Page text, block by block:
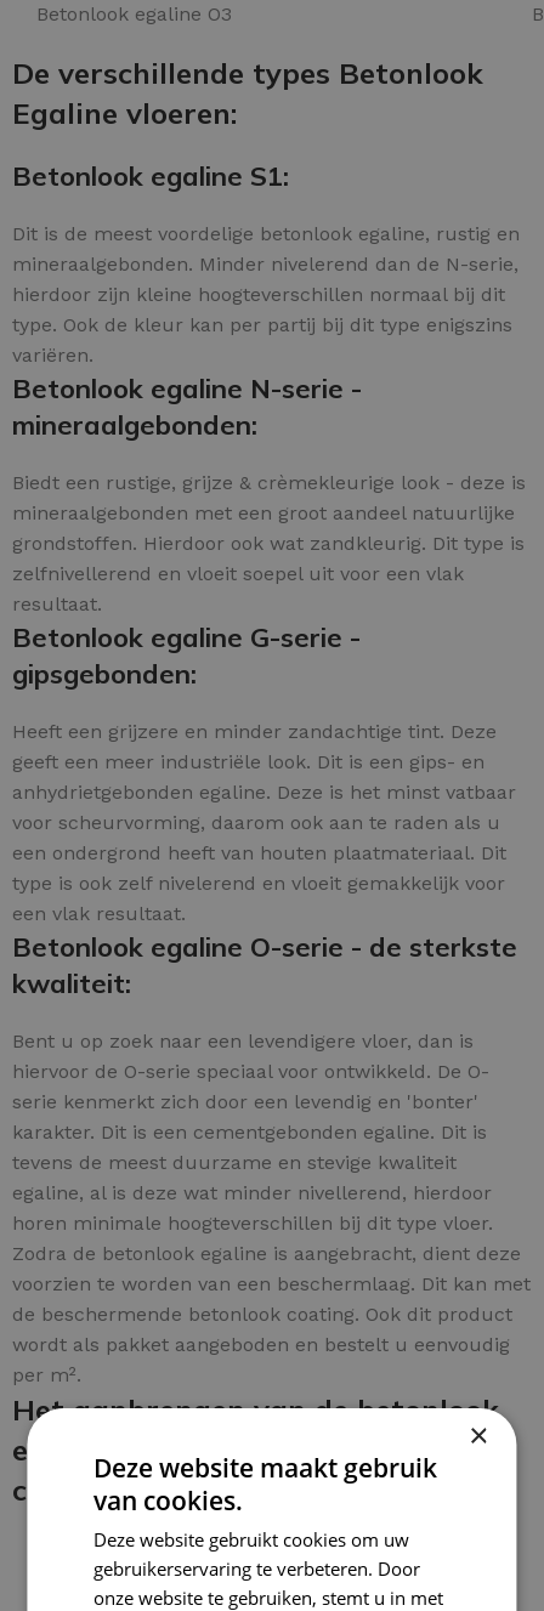
Betonlook egaline O3
De verschillende types Betonlook
Egaline vloeren:
Betonlook egaline S1:
Dit is de meest voordelige betonlook egaline, rustig en
mineraalgebonden. Minder nivelerend dan de N-serie,
hierdoor zijn kleine hoogteverschillen normaal bij dit
type. Ook de kleur kan per partij bij dit type enigszins
variëren.
Betonlook egaline N-serie -
mineraalgebonden:
Biedt een rustige, grijze & crèmekleurige look - deze is
mineraalgebonden met een groot aandeel natuurlijke
grondstoffen. Hierdoor ook wat zandkleurig. Dit type is
zelfnivellerend en vloeit soepel uit voor een vlak
resultaat.
Betonlook egaline G-serie -
gipsgebonden:
Heeft een grijzere en minder zandachtige tint. Deze
geeft een meer industriële look. Dit is een gips- en
anhydrietgebonden egaline. Deze is het minst vatbaar
voor scheurvorming, daarom ook aan te raden als u
een ondergrond heeft van houten plaatmateriaal. Dit
type is ook zelf nivelerend en vloeit gemakkelijk voor
een vlak resultaat.
Betonlook egaline O-serie - de sterkste
kwaliteit:
Bent u op zoek naar een levendigere vloer, dan is
hiervoor de O-serie speciaal voor ontwikkeld. De O-
serie kenmerkt zich door een levendig en 'bonter'
karakter. Dit is een cementgebonden egaline. Dit is
tevens de meest duurzame en stevige kwaliteit
egaline, al is deze wat minder nivellerend, hierdoor
horen minimale hoogteverschillen bij dit type vloer.
Zodra de betonlook egaline is aangebracht, dient deze
voorzien te worden van een beschermlaag. Dit kan met
de beschermende betonlook coating. Ook dit product
wordt als pakket aangeboden en bestelt u eenvoudig
per m².
Het aanbrengen van de betonlook
egaline en de beschermende
coating:
×
Deze website maakt gebruik
van cookies.
Deze website gebruikt cookies om uw
gebruikerservaring te verbeteren. Door
onze website te gebruiken, stemt u in met